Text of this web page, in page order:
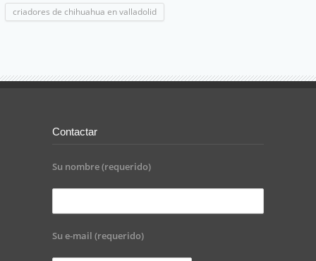
criadores de chihuahua en valladolid
Contactar
Su nombre (requerido)
Su e-mail (requerido)